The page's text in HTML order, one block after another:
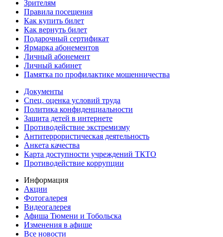
Зрителям
Правила посещения
Как купить билет
Как вернуть билет
Подарочный сертификат
Ярмарка абонементов
Личный абонемент
Личный кабинет
Памятка по профилактике мошенничества
Документы
Спец. оценка условий труда
Политика конфиденциальности
Защита детей в интернете
Противодействие экстремизму
Антитеррористическая деятельность
Анкета качества
Карта доступности учреждений ТКТО
Противодействие коррупции
Информация
Акции
Фотогалерея
Видеогалерея
Афиша Тюмени и Тобольска
Изменения в афише
Все новости